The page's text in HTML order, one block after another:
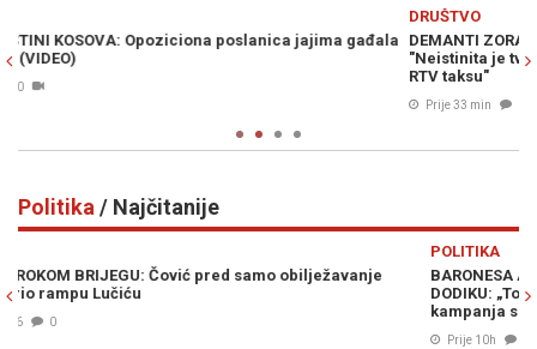
DEMANTI ZORANA KREŠIĆA NA TEKST OBJAVLJEN NA "SB":
"Neistinita je tvrdnja Šemsudina Mehmedovića da ja ne plaćam
Politika / Najčitanije
BARONESA ARMINKA HELIĆ O UVOĐENJU NOVIH SANKCIJA
DODIKU: „To je trebalo odavno učiniti. Ovo je kontinuirana